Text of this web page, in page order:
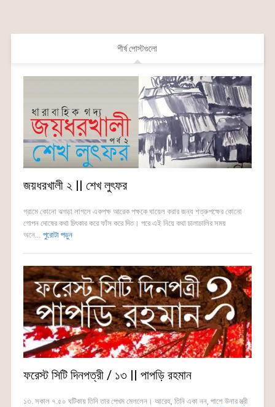
শীর্ষ পোস্টগুলো
জয়ধরখালী ২ || শেখ লুৎফর
গ্রামে কোনো ঝগড়া লাগলে একপক্ষ আরেক পক্ষকে ঘায়েল করার জন্য শত্রুপক্ষের কোনো
গোপন দোষের কথা চিৎকার করে ফাঁস করে দিত। পরে এই নিয়ে কথা চালাচালির সময়
অনে... পুরোটা পড়ুন
ফরেস্ট সিটি দিনপত্রী / ১৩ || পাপড়ি রহমান
১৩. সকাল ৭.৫০ ঘটিকায় তিনি তার পেখম মেললেন। আরেহ, তিনি একা নন, পাশে উনার স্ত্রী